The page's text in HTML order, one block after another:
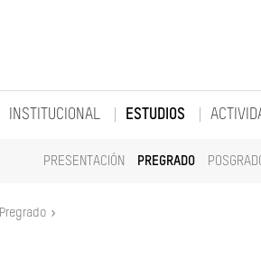
INSTITUCIONAL ESTUDIOS
PRESENTACIÓN PREGRADO
Pregrado